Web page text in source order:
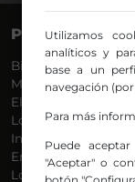
PROGRAMAS
Bilbosport
Más Música
El Madrugador
Lo Más Nuevo
Informativos
En Ruta
Locos por la Música
Utilizamos
analíticos y
base a un
navegación
Para más
Puede
"Aceptar" o
botón